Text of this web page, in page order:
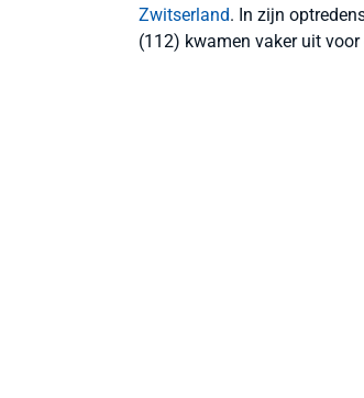
Zwitserland. In zijn
(112) kwamen vaker uit